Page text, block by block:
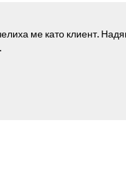
ме като клиент.